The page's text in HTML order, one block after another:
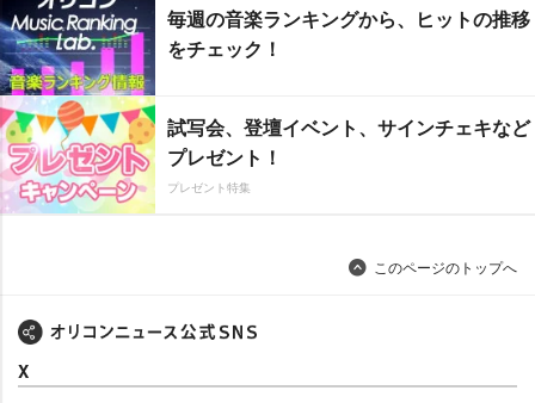
毎週の音楽ランキングから、ヒットの推移
をチェック！
試写会、登壇イベント、サインチェキなど
プレゼント！
プレゼント特集
このページのトップへ
X